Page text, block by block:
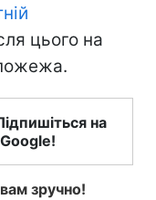
цього на
на
зручно!